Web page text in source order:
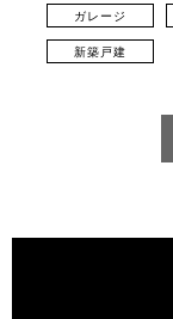
ガレージ
新築戸建